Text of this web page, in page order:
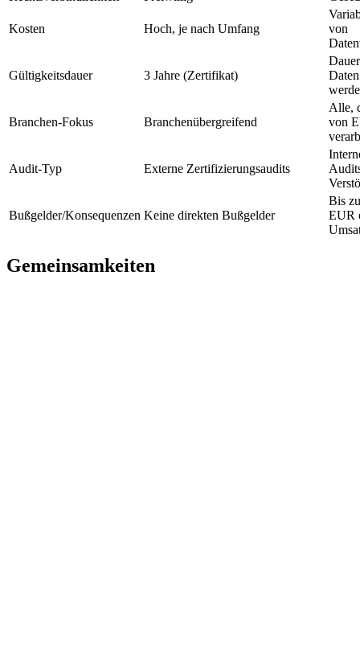
Kosten Hoch, je nach Umfang
von
Gültigkeitsdauer 3 Jahre (Zertifikat)
Branchen-Fokus Branchenübergreifend
Alle,
von
Audit-Typ Externe Zertifizierungsaudits
Bußgelder/Konsequenzen Keine direkten Bußgelder
Bis
EUR
Gemeinsamkeiten